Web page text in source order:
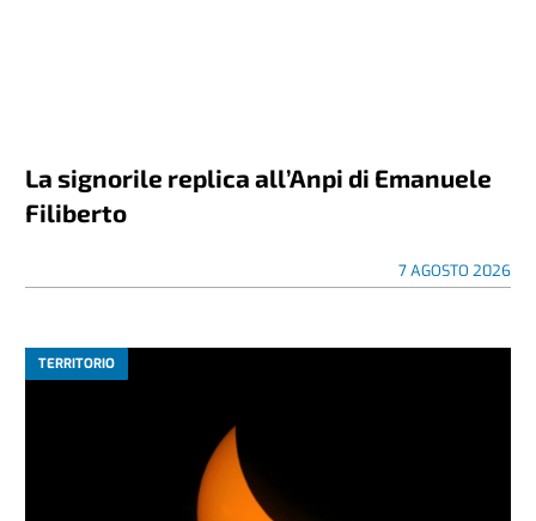
La signorile replica all’Anpi di Emanuele
Filiberto
7 AGOSTO 2026
TERRITORIO